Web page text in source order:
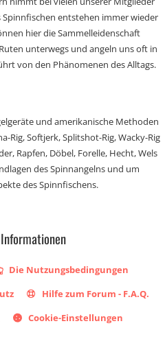
entstehen immer wieder
hier die Sammelleidenschaft
unterwegs und angeln uns oft in
von den Phänomenen des Alltags.
und amerikanische Methoden
Rig, Softjerk, Splitshot-Rig, Wacky-Rig
Rapfen, Döbel, Forelle, Hecht, Wels
des Spinnangelns und um
des Spinnfischens.
Die Nutzungsbedingungen
Hilfe zum Forum - F.A.Q.
Cookie-Einstellungen